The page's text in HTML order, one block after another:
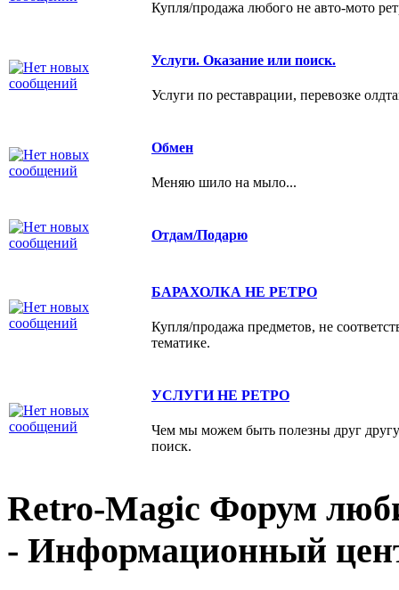
Купля/продажа любого не авто-мото
Услуги. Оказание или поиск.
Услуги по реставрации, перевозке
Обмен
Меняю шило на мыло...
Отдам/Подарю
БАРАХОЛКА НЕ РЕТРО
Купля/продажа предметов, не
тематике.
УСЛУГИ НЕ РЕТРО
Чем мы можем быть полезны друг
поиск.
Retro-Magic Форум
- Информационный